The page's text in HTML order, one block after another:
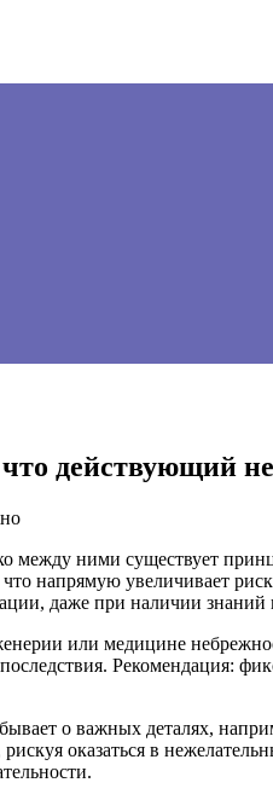
действующий
между ними существует
напрямую увеличивает
даже при наличии знаний
или медицине
Рекомендация:
о важных деталях,
оказаться в